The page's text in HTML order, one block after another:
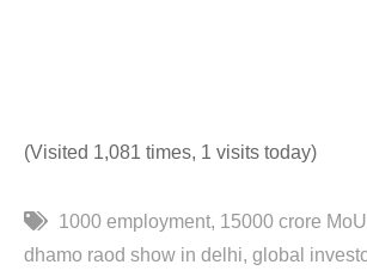
(Visited 1,081 times, 1 visits today)
1000 employment 15000 crore
dhamo raod show in delhi global